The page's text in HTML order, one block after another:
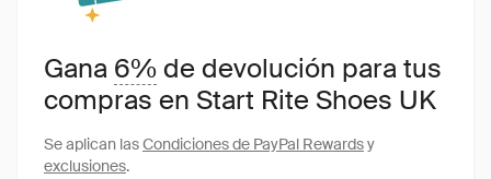
Gana 6% de devolución para tus
compras en Start Rite Shoes UK
Se aplican lasCondiciones de PayPal Rewardsy
exclusiones.